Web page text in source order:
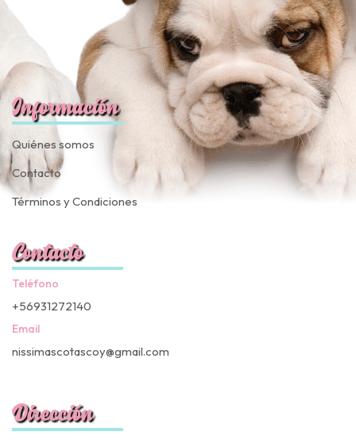
Información
Quiénes somos
Contacto
Términos y Condiciones
Contacto
Teléfono
+56931272140
Email
nissimascotascoy@gmail.com
Dirección